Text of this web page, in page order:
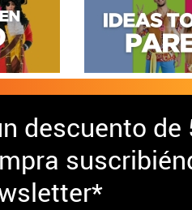
descuento de